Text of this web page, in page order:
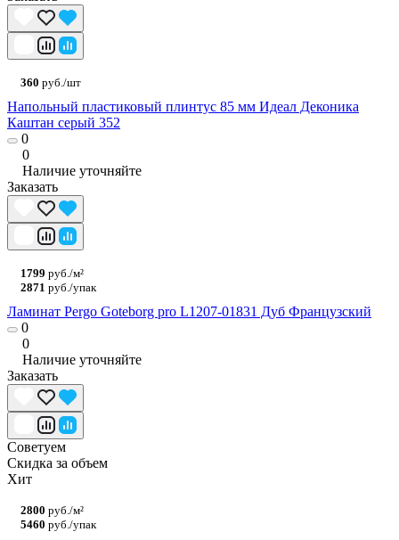
360 руб./шт
Напольный пластиковый плинтус 85 мм Идеал Деконика
Каштан серый 352
0
0
Наличие уточняйте
Заказать
1799 руб./м²
2871 руб./упак
Ламинат Pergo Goteborg pro L1207-01831 Дуб Французский
0
0
Наличие уточняйте
Заказать
Советуем
Скидка за объем
Хит
2800 руб./м²
5460 руб./упак